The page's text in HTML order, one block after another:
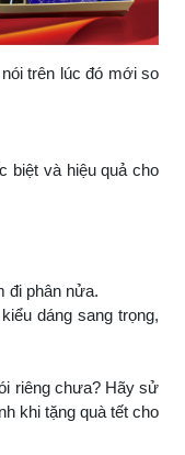
trên lúc đó mới so
biệt và hiệu quả cho
đi phân nửa.
dáng sang trọng,
riêng chưa? Hãy sử
khi tặng quà tết cho